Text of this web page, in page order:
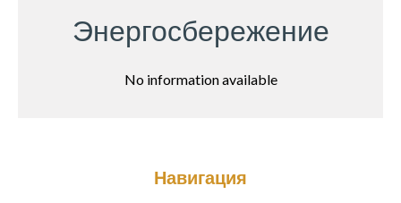
Энергосбережение
No information available
Навигация